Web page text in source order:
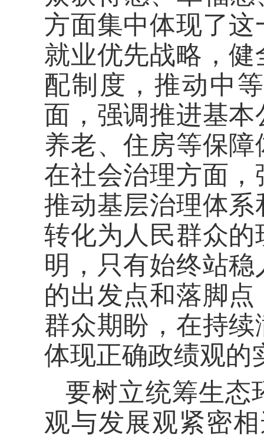
方面集中体现了
就业优先战略，
配制度，推动中
面，强调推进基
养老、住房等保
在社会治理方面
推动基层治理体
转化为人民群众
明，只有始终站
的出发点和落脚
群众期盼，在持
体现正确政绩观的
要树立统筹生态
观与发展观紧密